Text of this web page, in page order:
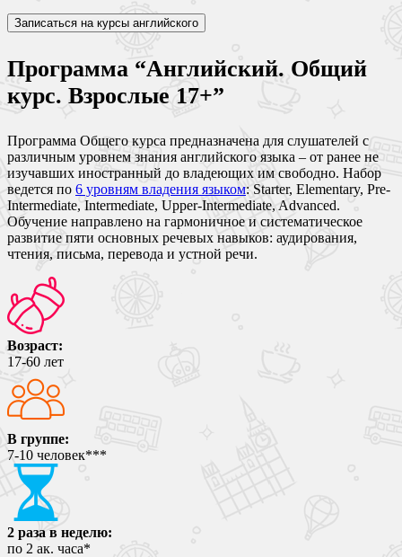
Записаться на курсы английского
Программа “Английский. Общий
курс. Взрослые 17+”
Программа Общего курса предназначена для слушателей с
различным уровнем знания английского языка – от ранее не
изучавших иностранный до владеющих им свободно. Набор
ведется по 6 уровням владения языком: Starter, Elementary, Pre-
Intermediate, Intermediate, Upper-Intermediate, Advanced.
Обучение направлено на гармоничное и систематическое
развитие пяти основных речевых навыков: аудирования,
чтения, письма, перевода и устной речи.
Возраст:
17-60 лет
В группе:
7-10 человек***
2 раза в неделю:
по 2 ак. часа*